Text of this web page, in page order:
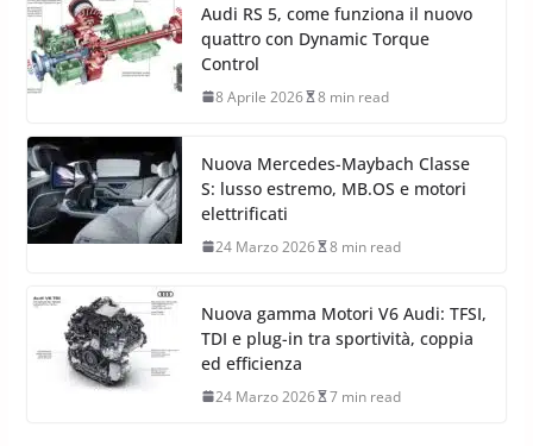
Audi RS 5, come funziona il nuovo
quattro con Dynamic Torque
Control
8 Aprile 2026 8 min read
Nuova Mercedes-Maybach Classe
S: lusso estremo, MB.OS e motori
elettrificati
24 Marzo 2026 8 min read
Nuova gamma Motori V6 Audi: TFSI,
TDI e plug-in tra sportività, coppia
ed efficienza
24 Marzo 2026 7 min read